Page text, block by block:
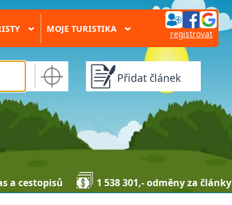
› MOJE TURISTIKA › registrovat
Přidat článek
a cestopisů 1 538 301,- odměny za články